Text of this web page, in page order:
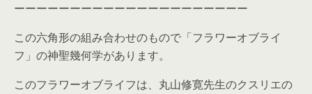
ーーーーーーーーーーーーーーーーーーーーー
この六角形の組み合わせのもので「フラワーオブライ
フ」の神聖幾何学があります。
このフラワーオブライフは、丸山修寛先生のクスリエの